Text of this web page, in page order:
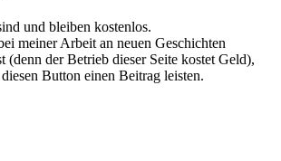
und bleiben kostenlos.
meiner Arbeit an neuen Geschichten
(denn der Betrieb dieser Seite kostet Geld),
Button einen Beitrag leisten.